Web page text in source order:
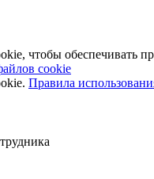
чтобы обеспечивать
cookie
Правила